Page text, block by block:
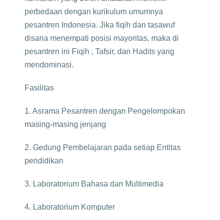
perbedaan dengan kurikulum umumnya
pesantren Indonesia. Jika fiqih dan tasawuf
disana menempati posisi mayoritas, maka di
pesantren ini Fiqih , Tafsir, dan Hadits yang
mendominasi.
Fasilitas
1. Asrama Pesantren dengan Pengelompokan
masing-masing jenjang
2. Gedung Pembelajaran pada setiap Entitas
pendidikan
3. Laboratorium Bahasa dan Multimedia
4. Laboratorium Komputer